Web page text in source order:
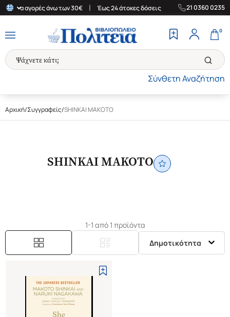
για αγορές άνω των 30€ Έως 24 άτοκες δόσεις | Δωρεάν
21 0360 0235
Σύνθετη Αναζήτηση
0
Αρχική/Συγγραφείς/SHINKAI MAKOTO
SHINKAI MAKOTO
1-1 από 1 προϊόντα
Δημοτικότητα